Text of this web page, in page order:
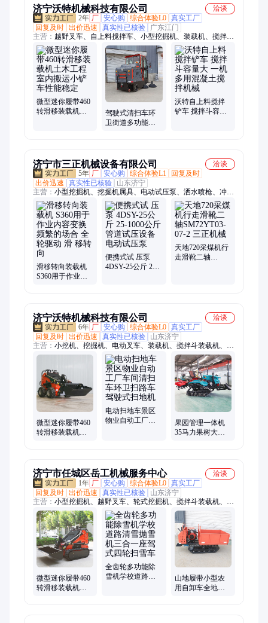
济宁沃特机械科技有限公司
洽谈
2年 厂 安心购 综合体验L0 真实工厂
回复及时 出价迅速 真实性已核验
广东江门
主营： 越野叉车、自上料搅拌车、小型挖掘机、装载机、搅拌斗
装载机、两头忙装载机、滑移装载机、铲车、电动叉车、履带运
输车、电动堆高车、轮式挖掘机、小型压路机、朝天锅搅拌车、
田园管理机、护栏打桩机、扫雪机、扫雪车、洗地机、扫地机、
清扫车、小挖掘机、家用挖掘机、果园挖掘机、搅拌机
微型迷你履带460
转滑移装载机土
驾驶式清扫车环
卫街道多功能电
沃特自上料搅拌
铲车 搅拌斗容量
济宁市三正机械设备有限公司
洽谈
5年 厂 安心购 综合体验L1
回复及时
出价迅速
真实性已核验
山东济宁
主营： 小型挖掘机、挖掘机属具、电动试压泵、洒水喷枪、冲洗
卷盘箱、栈桥冲洗器、空气炮、防尘喷枪、应急救援设备、液压
动力站、户外移动照明灯、矿用气动葫芦、挖机碎草机、JZQ齿
轮减速机、电动液压拉马、全自动反冲洗滤器、全自动除污器、
灭火岩粉、阻化剂、工业料仓破拱器、空气助流器、风幕机、电
动打压机、井下用LED显示屏
滑移转向装载机
S360用于作业内
便携式试 压泵
4DSY-25公斤 25-
天地720采煤机行
走滑靴二轴
济宁沃特机械科技有限公司
洽谈
6年 厂 安心购 综合体验L0 真实工厂
回复及时 出价迅速 真实性已核验
山东济宁
主营： 小挖机、挖掘机、电动叉车、装载机、搅拌斗装载机、两
头忙装载机、农用挖机、履带运输车、上料搅拌车、混凝土搅拌
车、小型挖掘机、轮式挖掘机、小型压路机、越野叉车、小铲
车、电动堆高车、自动上料搅拌车、朝天锅搅拌车、履带旋耕
机、田园管理机、波形护栏打桩机、扫雪机、扫雪车、除雪机、
工程挖掘机
微型迷你履带460
转滑移装载机土
电动扫地车景区
物业自动工厂车
果园管理一体机
35马力果树大棚
济宁市任城区岳工机械服务中心
洽谈
1年 厂 安心购 综合体验L0 真实工厂
回复及时 出价迅速 真实性已核验
山东济宁
主营： 小型挖掘机、越野叉车、轮式挖掘机、搅拌斗装载机、两
头忙装载机、铲车装载机、滑移装载机、小型压路机、电动叉
车、电动堆高车、自上料搅拌车、朝天锅搅拌车、履带运输车、
田园管理机、护栏打桩机、扫雪机、扫雪车、背包钻机、冷喷热
熔划线机、手推洗地机、驾驶洗地机、驾驶式清扫车、扫地机、
扫地车
微型迷你履带460
转滑移装载机土
全齿轮多功能除
雪机学校道路清
山地履带小型农
用自卸车全地形